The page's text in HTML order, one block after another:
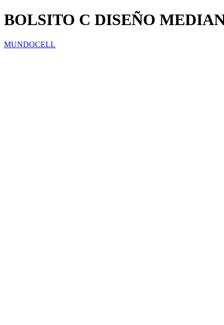
BOLSITO C DISEÑO
MUNDOCELL